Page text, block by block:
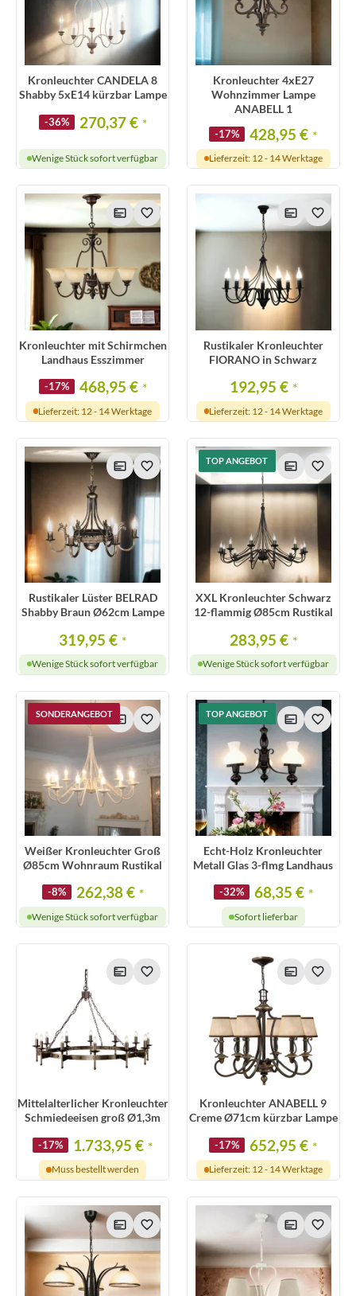
Kronleuchter CANDELA 8
Shabby 5xE14 kürzbar Lampe
-36% 270,37 € *
Wenige Stück sofort verfügbar
Kronleuchter 4xE27
Wohnzimmer Lampe
ANABELL 1
-17% 428,95 € *
Lieferzeit: 12 - 14 Werktage
Kronleuchter mit Schirmchen
Landhaus Esszimmer
-17% 468,95 € *
Lieferzeit: 12 - 14 Werktage
Rustikaler Kronleuchter
FIORANO in Schwarz
192,95 € *
Lieferzeit: 12 - 14 Werktage
Rustikaler Lüster BELRAD
Shabby Braun Ø62cm Lampe
319,95 € *
Wenige Stück sofort verfügbar
TOP ANGEBOT
XXL Kronleuchter Schwarz
12-flammig Ø85cm Rustikal
283,95 € *
Wenige Stück sofort verfügbar
SONDERANGEBOT
Weißer Kronleuchter Groß
Ø85cm Wohnraum Rustikal
-8% 262,38 € *
Wenige Stück sofort verfügbar
TOP ANGEBOT
Echt-Holz Kronleuchter
Metall Glas 3-flmg Landhaus
-32% 68,35 € *
Sofort lieferbar
Mittelalterlicher Kronleuchter
Schmiedeeisen groß Ø1,3m
-17% 1.733,95 € *
Muss bestellt werden
Kronleuchter ANABELL 9
Creme Ø71cm kürzbar Lampe
-17% 652,95 € *
Lieferzeit: 12 - 14 Werktage